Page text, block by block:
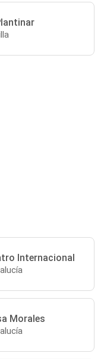
Internacional
Morales